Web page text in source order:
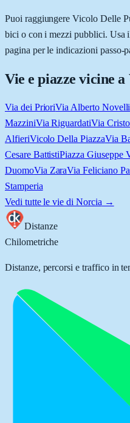
Puoi raggiungere Vicolo Delle
bici o con i mezzi pubblici. Usa
pagina per le indicazioni passo-
Vie e piazze vicine a
Via dei PrioriVia Alberto Novelli
MazziniVia RiguardatiVia
AlfieriVicolo Della PiazzaVia
Cesare BattistiPiazza Giuseppe
DuomoVia ZaraVia Feliciano
Stamperia
Vedi tutte le vie di Norcia →
Distanze
Chilometriche
Distanze, percorsi e traffico in